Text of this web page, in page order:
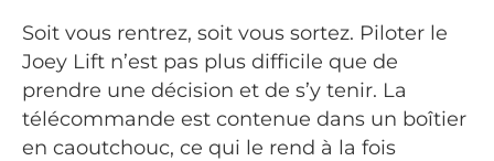
Soit vous rentrez, soit vous sortez. Piloter le
Joey Lift n’est pas plus difficile que de
prendre une décision et de s’y tenir. La
télécommande est contenue dans un boîtier
en caoutchouc, ce qui le rend à la fois